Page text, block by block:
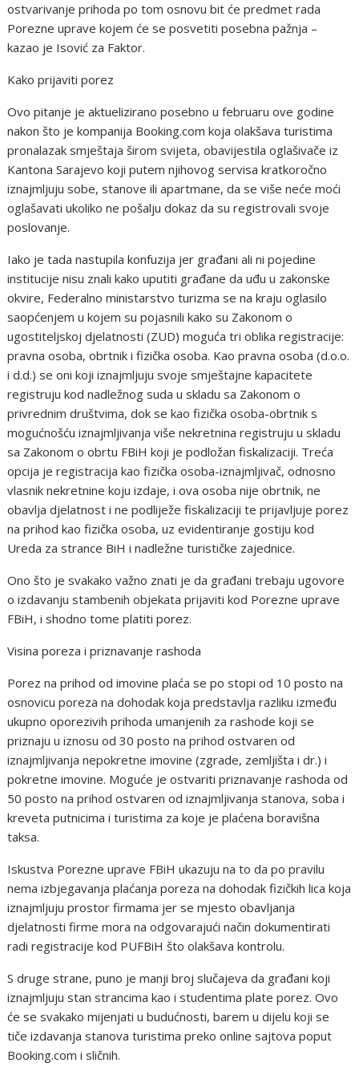
ostvarivanje prihoda po tom osnovu bit će predmet rada
Porezne uprave kojem će se posvetiti posebna pažnja –
kazao je Isović za Faktor.
Kako prijaviti porez
Ovo pitanje je aktuelizirano posebno u februaru ove godine
nakon što je kompanija Booking.com koja olakšava turistima
pronalazak smještaja širom svijeta, obavijestila oglašivače iz
Kantona Sarajevo koji putem njihovog servisa kratkoročno
iznajmljuju sobe, stanove ili apartmane, da se više neće moći
oglašavati ukoliko ne pošalju dokaz da su registrovali svoje
poslovanje.
Iako je tada nastupila konfuzija jer građani ali ni pojedine
institucije nisu znali kako uputiti građane da uđu u zakonske
okvire, Federalno ministarstvo turizma se na kraju oglasilo
saopćenjem u kojem su pojasnili kako su Zakonom o
ugostiteljskoj djelatnosti (ZUD) moguća tri oblika registracije:
pravna osoba, obrtnik i fizička osoba. Kao pravna osoba (d.o.o.
i d.d.) se oni koji iznajmljuju svoje smještajne kapacitete
registruju kod nadležnog suda u skladu sa Zakonom o
privrednim društvima, dok se kao fizička osoba-obrtnik s
mogućnošću iznajmljivanja više nekretnina registruju u skladu
sa Zakonom o obrtu FBiH koji je podložan fiskalizaciji. Treća
opcija je registracija kao fizička osoba-iznajmljivač, odnosno
vlasnik nekretnine koju izdaje, i ova osoba nije obrtnik, ne
obavlja djelatnost i ne podliježe fiskalizaciji te prijavljuje porez
na prihod kao fizička osoba, uz evidentiranje gostiju kod
Ureda za strance BiH i nadležne turističke zajednice.
Ono što je svakako važno znati je da građani trebaju ugovore
o izdavanju stambenih objekata prijaviti kod Porezne uprave
FBiH, i shodno tome platiti porez.
Visina poreza i priznavanje rashoda
Porez na prihod od imovine plaća se po stopi od 10 posto na
osnovicu poreza na dohodak koja predstavlja razliku između
ukupno oporezivih prihoda umanjenih za rashode koji se
priznaju u iznosu od 30 posto na prihod ostvaren od
iznajmljivanja nepokretne imovine (zgrade, zemljišta i dr.) i
pokretne imovine. Moguće je ostvariti priznavanje rashoda od
50 posto na prihod ostvaren od iznajmljivanja stanova, soba i
kreveta putnicima i turistima za koje je plaćena boravišna
taksa.
Iskustva Porezne uprave FBiH ukazuju na to da po pravilu
nema izbjegavanja plaćanja poreza na dohodak fizičkih lica koja
iznajmljuju prostor firmama jer se mjesto obavljanja
djelatnosti firme mora na odgovarajući način dokumentirati
radi registracije kod PUFBiH što olakšava kontrolu.
S druge strane, puno je manji broj slučajeva da građani koji
iznajmljuju stan strancima kao i studentima plate porez. Ovo
će se svakako mijenjati u budućnosti, barem u dijelu koji se
tiče izdavanja stanova turistima preko online sajtova poput
Booking.com i sličnih.